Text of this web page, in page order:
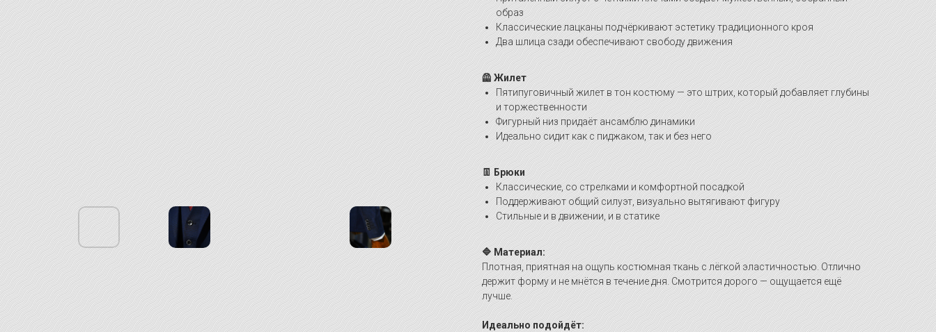
образ
Классические лацканы подчёркивают эстетику традиционного кроя
Два шлица сзади обеспечивают свободу движения
🦺 Жилет
Пятипуговичный жилет в тон костюму — это штрих, который добавляет глубины
и торжественности
Фигурный низ придаёт ансамблю динамики
Идеально сидит как с пиджаком, так и без него
👖 Брюки
Классические, со стрелками и комфортной посадкой
Поддерживают общий силуэт, визуально вытягивают фигуру
Стильные и в движении, и в статике
🔷 Материал:
Плотная, приятная на ощупь костюмная ткань с лёгкой эластичностью. Отлично
держит форму и не мнётся в течение дня. Смотрится дорого — ощущается ещё
лучше.
Идеально подойдёт: